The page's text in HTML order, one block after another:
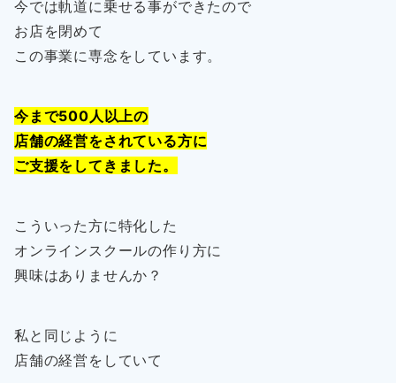
今では軌道に乗せる事ができたので
お店を閉めて
この事業に専念をしています。
今まで500人以上の
店舗の経営をされている方に
ご支援をしてきました。
こういった方に特化した
オンラインスクールの作り方に
興味はありませんか？
私と同じように
店舗の経営をしていて